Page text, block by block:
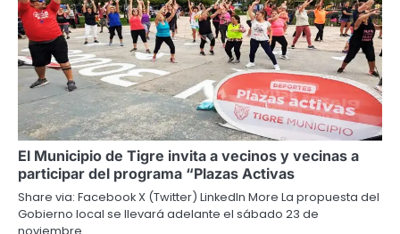
El Municipio de Tigre invita a vecinos y vecinas a
participar del programa “Plazas Activas
Share via: Facebook X (Twitter) LinkedIn More La propuesta del
Gobierno local se llevará adelante el sábado 23 de